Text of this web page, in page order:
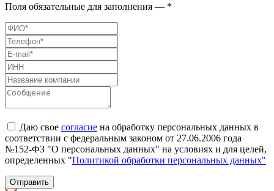
Поля обязательные для заполнения — *
Даю свое согласие на обработку персональных данных в
соответствии с федеральным законом от 27.06.2006 года
№152-ФЗ "О персональных данных" на условиях и для целей,
определенных "Политикой обработки персональных данных"
Отправить